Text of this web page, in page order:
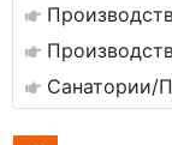
Санатории/